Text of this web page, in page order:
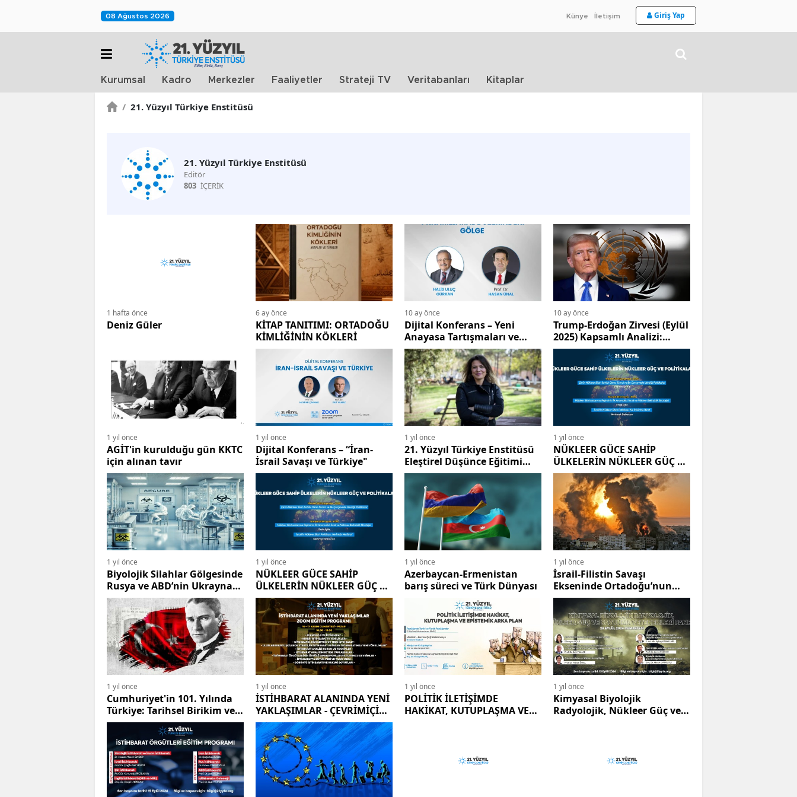
08 Ağustos 2026 Künye İletişim Giriş Yap
Kurumsal Kadro Merkezler Faaliyetler Strateji TV Veritabanları Kitaplar
/ 21. Yüzyıl Türkiye Enstitüsü
21. Yüzyıl Türkiye Enstitüsü
Editör
803 İÇERİK
1 hafta önce
Deniz Güler
6 ay önce
KİTAP TANITIMI: ORTADOĞU
KİMLİĞİNİN KÖKLERİ
10 ay önce
Dijital Konferans – Yeni
Anayasa Tartışmaları ve
PKK: Milli İrade Üzerindeki
Gölge
10 ay önce
Trump-Erdoğan Zirvesi (Eylül
2025) Kapsamlı Analizi:
"Meşruiyet" Tartışması,
Diplomasinin Sınırları ve
Stratejik Bedeller
1 yıl önce
AGİT'in kurulduğu gün KKTC
için alınan tavır
1 yıl önce
Dijital Konferans – “İran-
İsrail Savaşı ve Türkiye"
1 yıl önce
21. Yüzyıl Türkiye Enstitüsü
Eleştirel Düşünce Eğitimi
Prof. Dr. Esra İlkay İŞLER
1 yıl önce
NÜKLEER GÜCE SAHİP
ÜLKELERİN NÜKLEER GÜÇ VE
POLİTİKALARI
1 yıl önce
Biyolojik Silahlar Gölgesinde
Rusya ve ABD’nin Ukrayna
Üzerindeki Mücadelesi
1 yıl önce
NÜKLEER GÜCE SAHİP
ÜLKELERİN NÜKLEER GÜÇ VE
POLİTİKALARI
1 yıl önce
Azerbaycan-Ermenistan
barış süreci ve Türk Dünyası
1 yıl önce
İsrail-Filistin Savaşı
Ekseninde Ortadoğu’nun
Geleceği
1 yıl önce
Cumhuriyet'in 101. Yılında
Türkiye: Tarihsel Birikim ve
Geleceğe Bakış
1 yıl önce
İSTİHBARAT ALANINDA YENİ
YAKLAŞIMLAR - ÇEVRİMİÇİ
EĞİTİM PROGRAMI
1 yıl önce
POLİTİK İLETİŞİMDE
HAKİKAT, KUTUPLAŞMA VE
1 yıl önce
Kimyasal Biyolojik
Radyolojik, Nükleer Güç ve